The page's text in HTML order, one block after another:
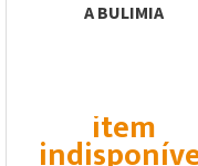
A BULIMIA
item